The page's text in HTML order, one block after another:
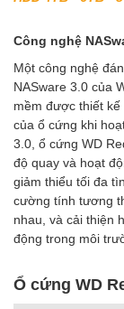
Công nghệ
Một công nghệ
NASware 3.0 của
mềm được thiết
của ổ cứng khi
3.0, ổ cứng WD
độ quay và hoạt
giảm thiểu tối đa
cường tính tương
nhau, và cải thiện
động trong môi
Ổ cứng WD